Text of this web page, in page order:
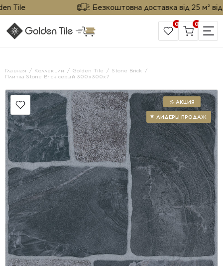
Tile Безкоштовна доставка від 25 м² від
САЙТ КОМПАНИИ
0 0
Главная Коллекции Golden Tile
Stone Brick
Плитка Stone Brick серый 300х300x7